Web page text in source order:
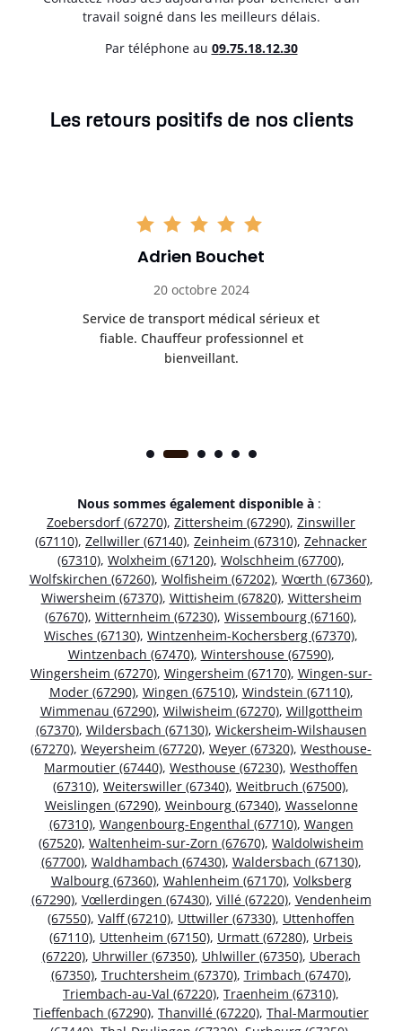
travail soigné dans les meilleurs délais.
Par téléphone au 09.75.18.12.30
Les retours positifs de nos clients
Adrien Bouchet
20 octobre 2024
Service de transport médical sérieux et
fiable. Chauffeur professionnel et
bienveillant.
Nous sommes également disponible à :
Zoebersdorf (67270), Zittersheim (67290), Zinswiller
(67110), Zellwiller (67140), Zeinheim (67310), Zehnacker
(67310), Wolxheim (67120), Wolschheim (67700),
Wolfskirchen (67260), Wolfisheim (67202), Wœrth (67360),
Wiwersheim (67370), Wittisheim (67820), Wittersheim
(67670), Witternheim (67230), Wissembourg (67160),
Wisches (67130), Wintzenheim-Kochersberg (67370),
Wintzenbach (67470), Wintershouse (67590),
Wingersheim (67270), Wingersheim (67170), Wingen-sur-
Moder (67290), Wingen (67510), Windstein (67110),
Wimmenau (67290), Wilwisheim (67270), Willgottheim
(67370), Wildersbach (67130), Wickersheim-Wilshausen
(67270), Weyersheim (67720), Weyer (67320), Westhouse-
Marmoutier (67440), Westhouse (67230), Westhoffen
(67310), Weiterswiller (67340), Weitbruch (67500),
Weislingen (67290), Weinbourg (67340), Wasselonne
(67310), Wangenbourg-Engenthal (67710), Wangen
(67520), Waltenheim-sur-Zorn (67670), Waldolwisheim
(67700), Waldhambach (67430), Waldersbach (67130),
Walbourg (67360), Wahlenheim (67170), Volksberg
(67290), Vœllerdingen (67430), Villé (67220), Vendenheim
(67550), Valff (67210), Uttwiller (67330), Uttenhoffen
(67110), Uttenheim (67150), Urmatt (67280), Urbeis
(67220), Uhrwiller (67350), Uhlwiller (67350), Uberach
(67350), Truchtersheim (67370), Trimbach (67470),
Triembach-au-Val (67220), Traenheim (67310),
Tieffenbach (67290), Thanvillé (67220), Thal-Marmoutier